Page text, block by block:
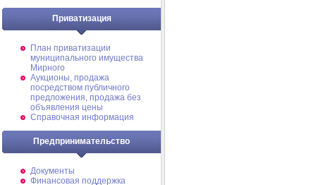
Приватизация
План приватизации
муниципального имущества
Мирного
Аукционы, продажа
посредством публичного
предложения, продажа без
объявления цены
Справочная информация
Предпринимательство
Документы
Финансовая поддержка